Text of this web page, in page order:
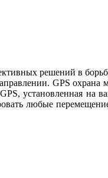
решений в
GPS
установленная
любые